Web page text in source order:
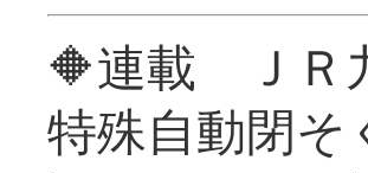
🔶連載 ＪＲ
特殊自動閉そ